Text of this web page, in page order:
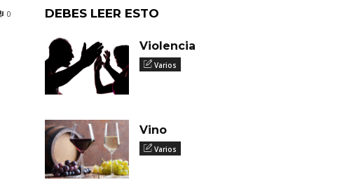
0 DEBES LEER ESTO
Violencia
Varios
Vino
Varios